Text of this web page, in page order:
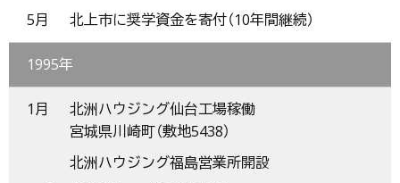
5月
北上市に奨学資金を寄付（10年間継続）
1995年
1月
北洲ハウジング仙台工場稼働
宮城県川崎町（敷地5438）
北洲ハウジング福島営業所開設